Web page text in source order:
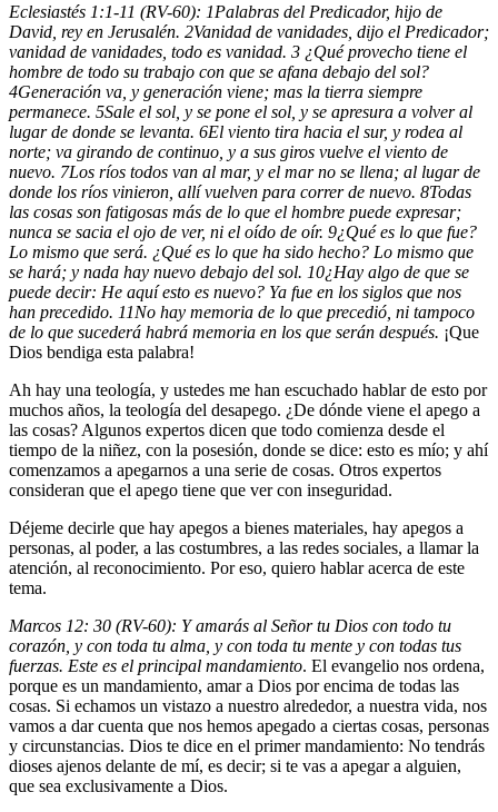
Eclesiastés 1:1-11 (RV-60): 1Palabras del Predicador, hijo de
David, rey en Jerusalén. 2Vanidad de vanidades, dijo el Predicador;
vanidad de vanidades, todo es vanidad. 3 ¿Qué provecho tiene el
hombre de todo su trabajo con que se afana debajo del sol?
4Generación va, y generación viene; mas la tierra siempre
permanece. 5Sale el sol, y se pone el sol, y se apresura a volver al
lugar de donde se levanta. 6El viento tira hacia el sur, y rodea al
norte; va girando de continuo, y a sus giros vuelve el viento de
nuevo. 7Los ríos todos van al mar, y el mar no se llena; al lugar de
donde los ríos vinieron, allí vuelven para correr de nuevo. 8Todas
las cosas son fatigosas más de lo que el hombre puede expresar;
nunca se sacia el ojo de ver, ni el oído de oír. 9¿Qué es lo que fue?
Lo mismo que será. ¿Qué es lo que ha sido hecho? Lo mismo que
se hará; y nada hay nuevo debajo del sol. 10¿Hay algo de que se
puede decir: He aquí esto es nuevo? Ya fue en los siglos que nos
han precedido. 11No hay memoria de lo que precedió, ni tampoco
de lo que sucederá habrá memoria en los que serán después. ¡Que
Dios bendiga esta palabra!
Ah hay una teología, y ustedes me han escuchado hablar de esto por
muchos años, la teología del desapego. ¿De dónde viene el apego a
las cosas? Algunos expertos dicen que todo comienza desde el
tiempo de la niñez, con la posesión, donde se dice: esto es mío; y ahí
comenzamos a apegarnos a una serie de cosas. Otros expertos
consideran que el apego tiene que ver con inseguridad.
Déjeme decirle que hay apegos a bienes materiales, hay apegos a
personas, al poder, a las costumbres, a las redes sociales, a llamar la
atención, al reconocimiento. Por eso, quiero hablar acerca de este
tema.
Marcos 12: 30 (RV-60): Y amarás al Señor tu Dios con todo tu
corazón, y con toda tu alma, y con toda tu mente y con todas tus
fuerzas. Este es el principal mandamiento. El evangelio nos ordena,
porque es un mandamiento, amar a Dios por encima de todas las
cosas. Si echamos un vistazo a nuestro alrededor, a nuestra vida, nos
vamos a dar cuenta que nos hemos apegado a ciertas cosas, personas
y circunstancias. Dios te dice en el primer mandamiento: No tendrás
dioses ajenos delante de mí, es decir; si te vas a apegar a alguien,
que sea exclusivamente a Dios.